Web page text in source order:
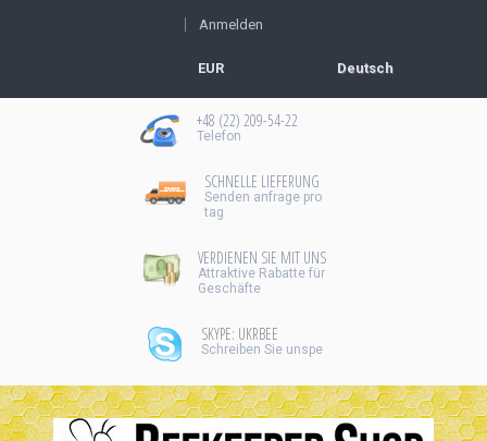
Anmelden
EUR Deutsch
+48 (22) 209-54-22
Telefon
SCHNELLE LIEFERUNG
Senden anfrage pro
tag
VERDIENEN SIE MIT UNS
Аttraktive Rabatte für
Geschäfte
SKYPE: UKRBEE
Schreiben Sie unspe